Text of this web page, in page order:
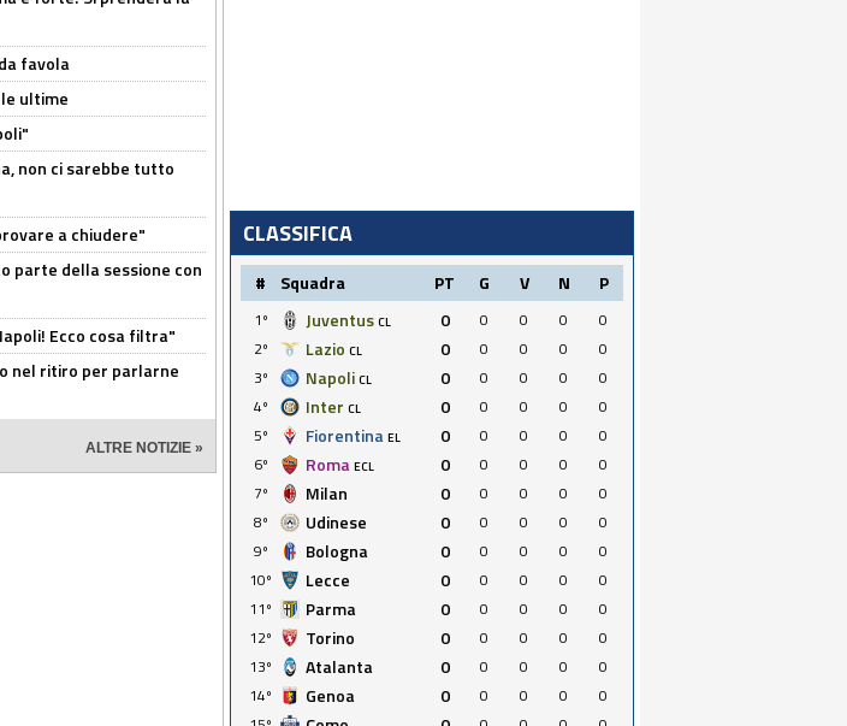
favola
ultime
non ci sarebbe tutto
a chiudere"
parte della sessione con
Ecco cosa filtra"
nel ritiro per parlarne
ALTRE NOTIZIE »
CLASSIFICA
# Squadra PT G V N P
1º Juventus CL 0 0 0 0
0
2º
Lazio CL 0 0 0 0
0
3º
Napoli CL 0 0 0 0
0
4º
Inter CL 0 0 0 0
0
5º
Fiorentina EL 0 0 0 0
0
6º
Roma ECL 0 0 0 0
0
7º
Milan 0 0 0 0
0
8º
Udinese 0 0 0 0
0
9º
Bologna 0 0 0 0
0
10º
Lecce 0 0 0 0
0
11º
Parma 0 0 0 0
0
12º
Torino 0 0 0 0
0
13º
Atalanta 0 0 0 0
0
14º
Genoa 0 0 0 0
0